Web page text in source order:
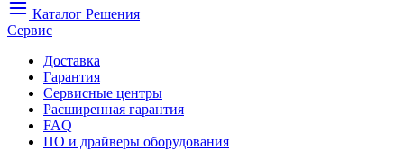
Каталог Решения
Сервис
Доставка
Гарантия
Сервисные центры
Расширенная гарантия
FAQ
ПО и драйверы оборудования